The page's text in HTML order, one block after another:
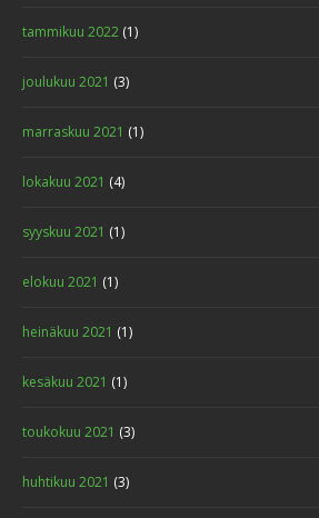
tammikuu 2022 (1)
joulukuu 2021 (3)
marraskuu 2021 (1)
lokakuu 2021 (4)
syyskuu 2021 (1)
elokuu 2021 (1)
heinäkuu 2021 (1)
kesäkuu 2021 (1)
toukokuu 2021 (3)
huhtikuu 2021 (3)